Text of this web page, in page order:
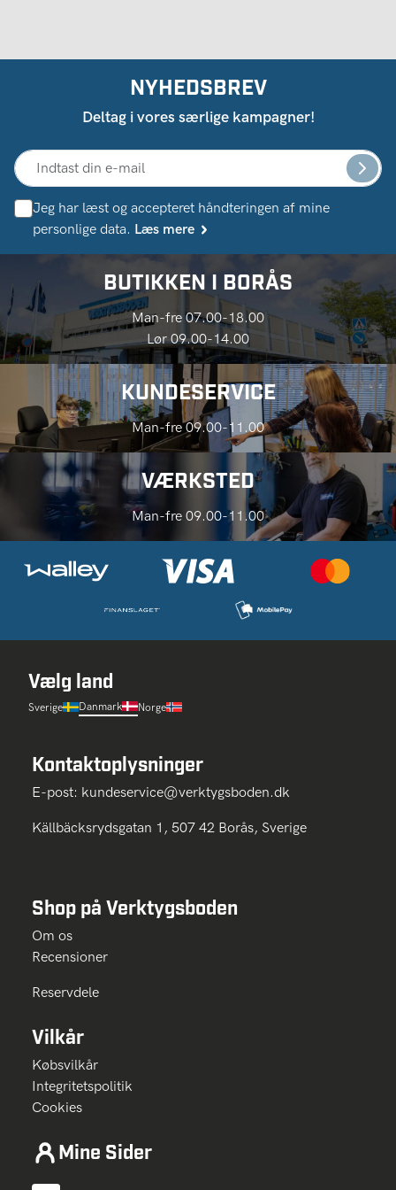
NYHEDSBREV
Deltag i vores særlige kampagner!
Jeg har læst og accepteret håndteringen af ​​mine
personlige data. Læs mere
BUTIKKEN I BORÅS
Man-fre 07.00-18.00
Lør 09.00-14.00
KUNDESERVICE
Man-fre 09.00-11.00
VÆRKSTED
Man-fre 09.00-11.00
Vælg land
Sverige Danmark Norge
Kontaktoplysninger
E-post: kundeservice@verktygsboden.dk
Källbäcksrydsgatan 1, 507 42 Borås, Sverige
Shop på Verktygsboden
Om os
Recensioner
Reservdele
Vilkår
Købsvilkår
Integritetspolitik
Cookies
Mine Sider